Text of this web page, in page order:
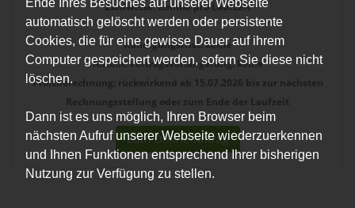
automatisch gelöscht werden oder persistente
Cookies, die für eine gewisse Dauer auf ihrem
Computer gespeichert werden, sofern Sie diese nicht
löschen.
Dann ist es uns möglich, Ihren Browser beim
nächsten Aufruf unserer Webseite wiederzuerkennen
und Ihnen Funktionen entsprechend Ihrer bisherigen
Nutzung zur Verfügung zu stellen.
Zahlweise:einmal pro Laufzeit
Kündigungsfrist: keine
Autom. Vertragsverlängerung: keine
Preisberechnung: rückwirkend ab 15.07.2026 bis zur nächsten
Rechnungsstellung oder zum Ende der Laufzeit
Zum Online-Antrag